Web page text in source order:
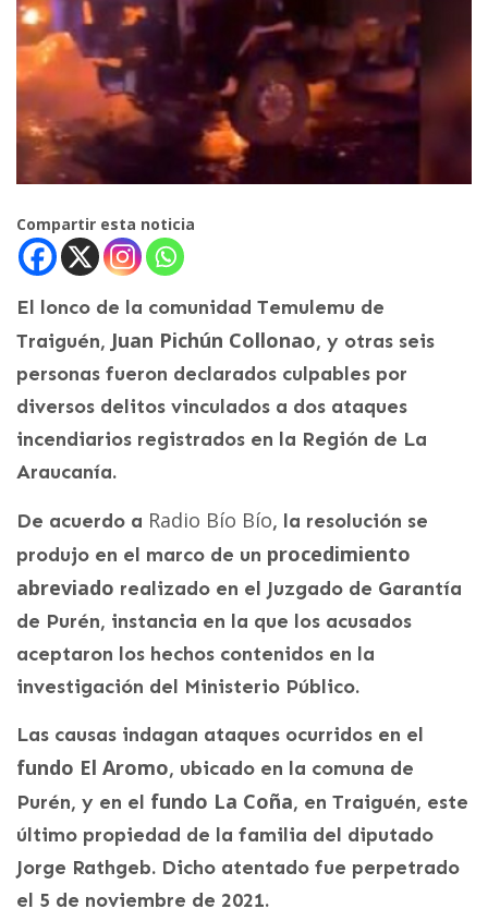
Compartir esta noticia
El lonco de la comunidad Temulemu de
Traiguén, Juan Pichún Collonao, y otras seis
personas fueron declarados culpables por
diversos delitos vinculados a dos ataques
incendiarios registrados en la Región de La
Araucanía.
De acuerdo a Radio Bío Bío, la resolución se
produjo en el marco de un procedimiento
abreviado realizado en el Juzgado de Garantía
de Purén, instancia en la que los acusados
aceptaron los hechos contenidos en la
investigación del Ministerio Público.
Las causas indagan ataques ocurridos en el
fundo El Aromo, ubicado en la comuna de
Purén, y en el fundo La Coña, en Traiguén, este
último propiedad de la familia del diputado
Jorge Rathgeb. Dicho atentado fue perpetrado
el 5 de noviembre de 2021.